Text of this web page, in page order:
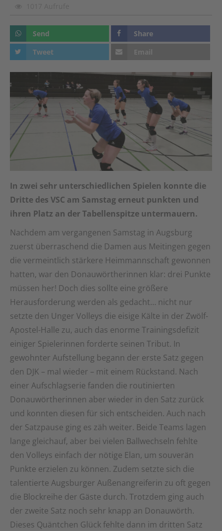
Send
Share
Tweet
Email
In zwei sehr unterschiedlichen Spielen konnte die
Dritte des VSC am Samstag erneut punkten und
ihren Platz an der Tabellenspitze untermauern.
Nachdem am vergangenen Samstag in Augsburg
zuerst überraschend die Damen aus Meitingen gegen
die vermeintlich stärkere Heimmannschaft gewonnen
hatten, war den Donauwörtherinnen klar: drei Punkte
müssen her! Doch dies sollte eine größere
Herausforderung werden als gedacht… nicht nur
setzte den Unger Volleys die eisige Kälte in der Zwölf-
Apostel-Halle zu, auch das enorme Trainingsdefizit
einiger Spielerinnen forderte seinen Tribut. In
gewohnter Aufstellung begann der erste Satz gegen
den DJK – mal wieder – mit einem Rückstand. Nach
einer Aufschlagserie fanden die routinierten
Donauwörtherinnen aber wieder in den Satz zurück
und konnten diesen für sich entscheiden. Auch nach
der Satzpause ging es zäh weiter. Beide Teams lagen
lange gleichauf, aber bei vielen Ballwechseln fehlte
den Volleys einfach der nötige Elan, um souverän
Punkte erzielen zu können. Zudem setzte sich die
talentierte Augsburger Außenangreiferin zu oft gegen
die Blockreihe der Gäste durch. Trotzdem ging auch
der zweite Satz noch sehr knapp an Donauwörth.
Dieses Quäntchen Glück fehlte dann im dritten Satz